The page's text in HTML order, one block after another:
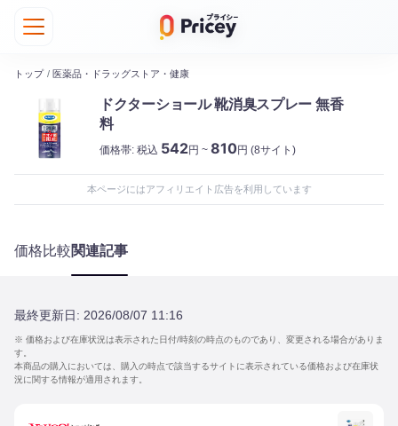
トップ / 医薬品・ドラッグストア・健康
ドクターショール 靴消臭スプレー 無香
料
価格帯: 税込 542円 ~ 810円 (8サイト)
本ページにはアフィリエイト広告を利用しています
価格比較関連記事
最終更新日: 2026/08/07 11:16
※ 価格および在庫状況は表示された日付/時刻の時点のものであり、変更される場合がありま
す。
本商品の購入においては、購入の時点で該当するサイトに表示されている価格および在庫状
況に関する情報が適用されます。